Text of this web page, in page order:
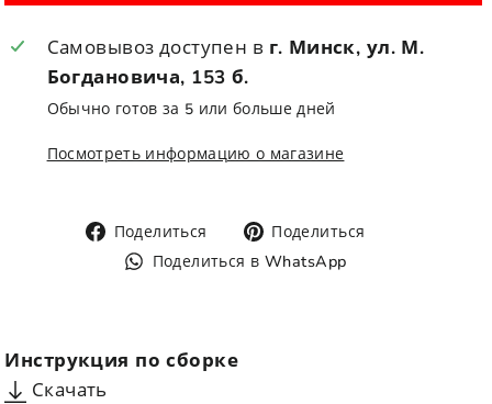
Самовывоз доступен в г. Минск, ул. М.
Богдановича, 153 б.
Обычно готов за 5 или больше дней
Посмотреть информацию о магазине
Поделиться
Поделиться
через
Поделиться
Поделиться в WhatsApp
Инструкция по сборке
Скачать